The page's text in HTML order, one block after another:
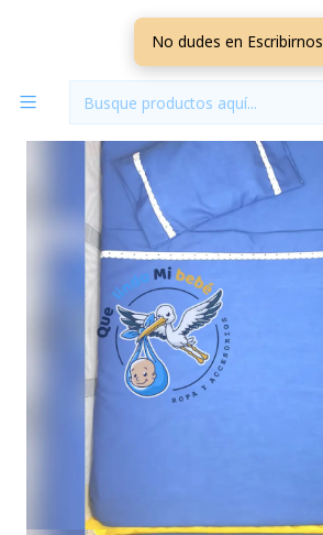
Para Cunas Set Sabana
No dudes en